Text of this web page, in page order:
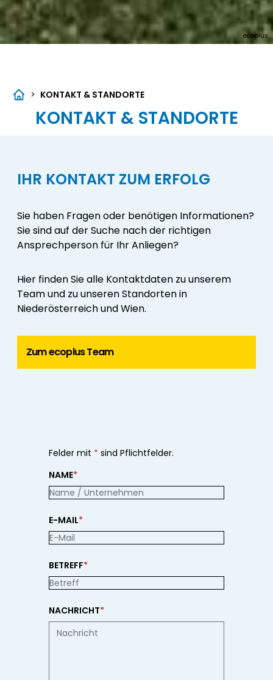
ecoplus
> KONTAKT & STANDORTE
KONTAKT & STANDORTE
IHR KONTAKT ZUM ERFOLG
Sie haben Fragen oder benötigen Informationen?
Sie sind auf der Suche nach der richtigen
Ansprechperson für Ihr Anliegen?
Hier finden Sie alle Kontaktdaten zu unserem
Team und zu unseren Standorten in
Niederösterreich und Wien.
Zum ecoplus Team
Felder mit * sind Pflichtfelder.
NAME*
E-MAIL*
BETREFF*
NACHRICHT*